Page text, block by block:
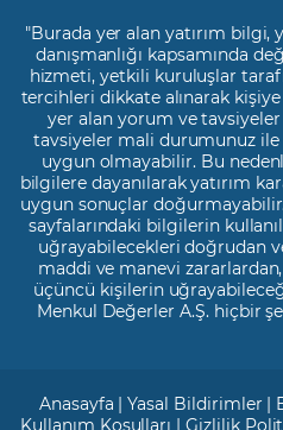
"Burada yer alan yatırım bilgi,
danışmanlığı kapsamında
hizmeti, yetkili kuruluşlar
tercihleri dikkate alınarak
yer alan yorum ve
tavsiyeler mali durumunuz
uygun olmayabilir. Bu
bilgilere dayanılarak yatırım
uygun sonuçlar
sayfalarındaki bilgilerin
uğrayabilecekleri doğrudan
maddi ve manevi
üçüncü kişilerin
Menkul Değerler A.Ş. hiçbir
Anasayfa |Yasal Bildirimler |
Kullanım Koşulları |Gizlilik